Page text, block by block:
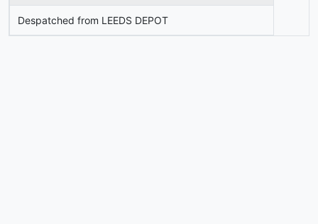
Despatched from LEEDS DEPOT